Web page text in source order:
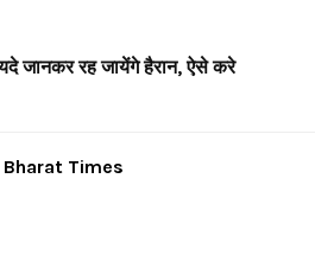
जानकर रह जायेंगे हैरान, ऐसे करे
Bharat Times